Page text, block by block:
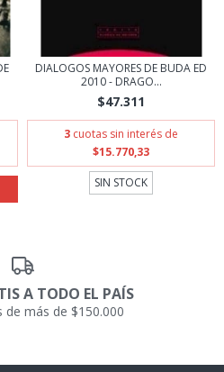
DIALOGOS MAYORES DE BUDA ED
2010 - DRAGO...
$47.311
3 cuotas sin interés de
$15.770,33
SIN STOCK
A TODO EL PAÍS
de más de $150.000